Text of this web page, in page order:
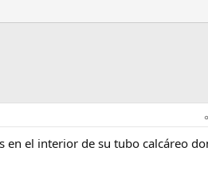
en el interior de su tubo calcáreo